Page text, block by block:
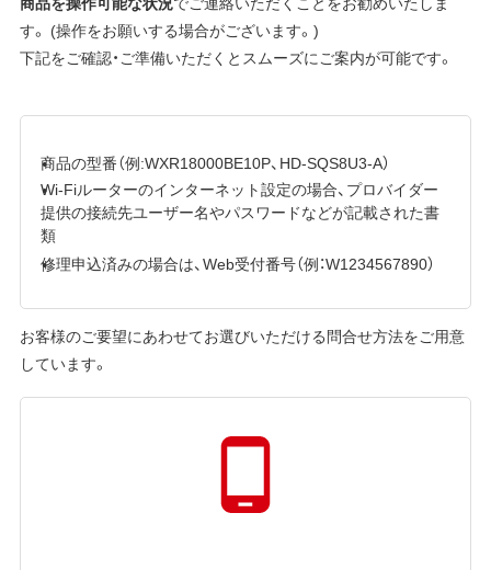
す。 (操作をお願いする場合がございます。)
下記をご確認・ご準備いただくとスムーズにご案内が可能です。
商品の型番（例:WXR18000BE10P、HD-SQS8U3-A）
Wi-Fiルーターのインターネット設定の場合、プロバイダー
提供の接続先ユーザー名やパスワードなどが記載された書
類
修理申込済みの場合は、Web受付番号（例：W1234567890）
お客様のご要望にあわせてお選びいただける問合せ方法をご用意
しています。